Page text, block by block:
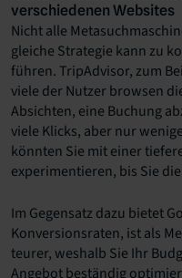
verschiedenen Websites
Nicht alle
gleiche Strategie kann zu
führen. TripAdvisor, zum
viele der Nutzer browsen
Absichten, eine Buchung
viele Klicks, aber nur
könnten Sie mit einer
experimentieren, bis Sie
Im Gegensatz dazu bietet
Konversionsraten, ist als
teurer, weshalb Sie Ihr
Angebot beständig